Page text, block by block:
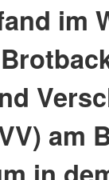
im
am